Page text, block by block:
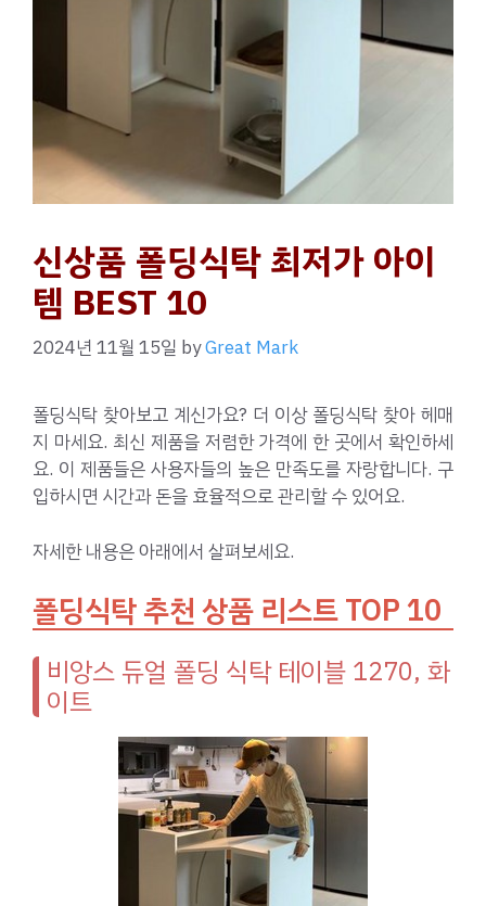
신상품 폴딩식탁 최저가 아이
템 BEST 10
2024년 11월 15일 byGreat Mark
폴딩식탁 찾아보고 계신가요? 더 이상 폴딩식탁 찾아 헤매
지 마세요. 최신 제품을 저렴한 가격에 한 곳에서 확인하세
요. 이 제품들은 사용자들의 높은 만족도를 자랑합니다. 구
입하시면 시간과 돈을 효율적으로 관리할 수 있어요.
자세한 내용은 아래에서 살펴보세요.
폴딩식탁 추천 상품 리스트 TOP 10
비앙스 듀얼 폴딩 식탁 테이블 1270, 화
이트